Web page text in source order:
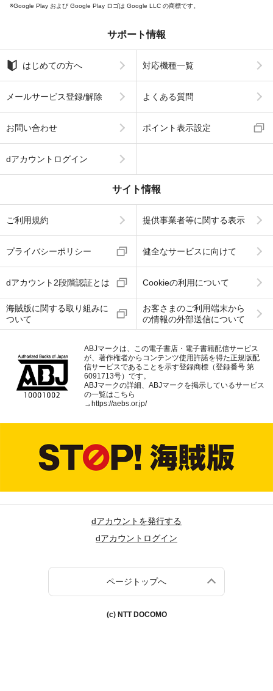
Google Play および Google Play ロゴは Google LLC の商標です。
サポート情報
はじめての方へ 対応機種一覧
メールサービス登録/解除 よくある質問
お問い合わせ ポイント表示設定
dアカウントログイン
サイト情報
ご利用規約 提供事業者等に関する表示
プライバシーポリシー 健全なサービスに向けて
dアカウント2段階認証とは Cookieの利用について
海賊版に関する取り組みに
ついて
お客さまのご利用端末から
の情報の外部送信について
ABJマークは、この電子書店・電子書籍配信サービス
が、著作権者からコンテンツ使用許諾を得た正規版配
信サービスであることを示す登録商標（登録番号 第
6091713号）です。
ABJマークの詳細、ABJマークを掲示しているサービス
の一覧はこちら
→https://aebs.or.jp/
dアカウントを発行する
dアカウントログイン
ページトップへ
(c) NTT DOCOMO